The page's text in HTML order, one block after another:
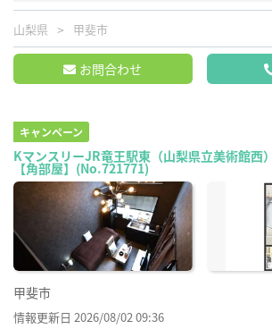
山梨県 甲斐市
お問合わせ
キャンペーン
KマンスリーJR竜王駅東（山梨県立美術館西
【角部屋】(No.721771)
甲斐市
情報更新日 2026/08/02 09:36